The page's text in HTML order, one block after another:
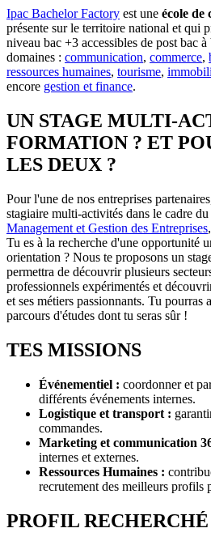
Ipac Bachelor Factory est une école de
présente sur le territoire national et qui
niveau bac +3 accessibles de post bac
domaines : communication, commerce,
ressources humaines, tourisme,
encore gestion et finance.
UN STAGE MULTI-
FORMATION ? ET
LES DEUX ?
Pour l'une de nos entreprises
stagiaire multi-activités dans le cadre du
Management et Gestion des Entreprises
Tu es à la recherche d'une opportunité
orientation ? Nous te proposons un
permettra de découvrir plusieurs
professionnels expérimentés et
et ses métiers passionnants. Tu pourras
parcours d'études dont tu seras sûr !
TES MISSIONS
Événementiel : coordonner et
différents événements internes.
Logistique et transport :
commandes.
Marketing et communication
internes et externes.
Ressources Humaines :
recrutement des meilleurs profils
PROFIL RECHERCHÉ